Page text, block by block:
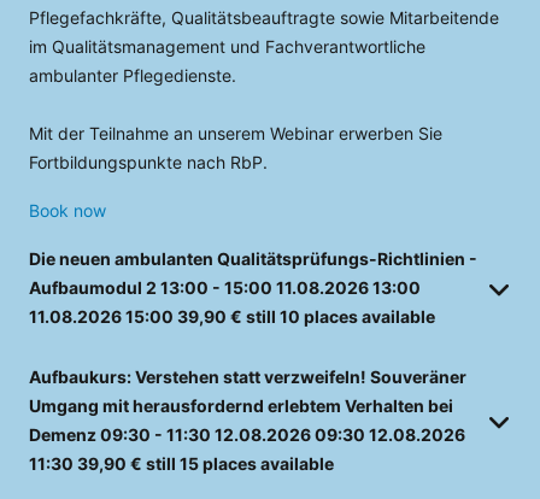
Pflegefachkräfte, Qualitätsbeauftragte sowie Mitarbeitende
im Qualitätsmanagement und Fachverantwortliche
ambulanter Pflegedienste.
Mit der Teilnahme an unserem Webinar erwerben Sie
Fortbildungspunkte nach RbP.
Book now
Die neuen ambulanten Qualitätsprüfungs-Richtlinien -
Aufbaumodul 2 13:00 - 15:00 11.08.202613:00
11.08.202615:00 39,90 € still 10 places available
Aufbaukurs: Verstehen statt verzweifeln! Souveräner
Umgang mit herausfordernd erlebtem Verhalten bei
Demenz09:30 - 11:30 12.08.202609:30 12.08.2026
11:30 39,90 € still 15 places available